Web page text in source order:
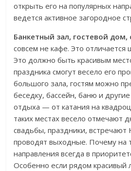
открыть его на популярных
ведется активное загородное
Банкетный зал, гостевой дом,
совсем не кафе. Это отличается
Это должно быть красивым
праздника смогут весело его
большого зала, гостям можно
беседку, бассейн, баню и
отдыха — от катания на
таких местах весело отмечают
свадьбы, праздники,
проводят выходные. Почему на
направления всегда в
Особенно если рядом красивый